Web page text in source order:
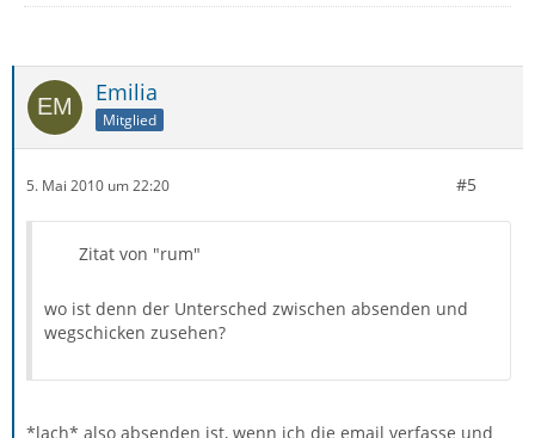
Emilia
Mitglied
5. Mai 2010 um 22:20 #5
Zitat von "rum"
wo ist denn der Untersched zwischen absenden und
wegschicken zusehen?
*lach* also absenden ist, wenn ich die email verfasse und